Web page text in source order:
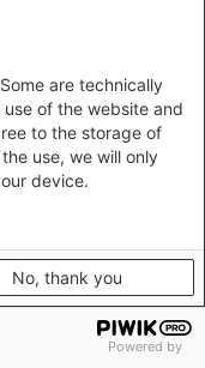
are technically
of the website and
to the storage of
use, we will only
device.
No, thank you
Powered by